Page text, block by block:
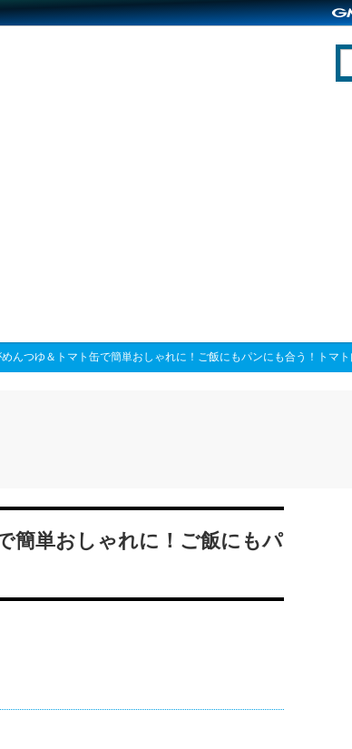
んつゆ＆トマト缶で簡単おしゃれに！ご飯にもパンにも合う！トマ
簡単おしゃれに！ご飯にもパ